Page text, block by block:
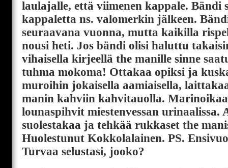
laulajalle, että viimenen kappale. Bändi
kappaletta ns. valomerkin jälkeen.
seuraavana vuonna, mutta kaikilla
nousi heti. Jos bändi olisi haluttu
vihaisella kirjeellä the manille sinne
tuhma mokoma! Ottakaa opiksi ja
muroihin jokaisella aamiaisella,
manin kahviin kahvitauolla.
lounaspihvit miestenvessan urinaalissa.
suolestakaa ja tehkää rukkaset the
Huolestunut Kokkolalainen. PS.
Turvaa selustasi, jooko?